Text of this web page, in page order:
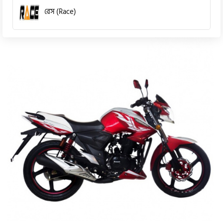
রেস (Race)
এইচ পাওয়ার (H. Power)
আকিজ (Akij)
জারা (Zaara)